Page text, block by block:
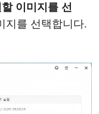
이미지를 선
지를 선택합니다.